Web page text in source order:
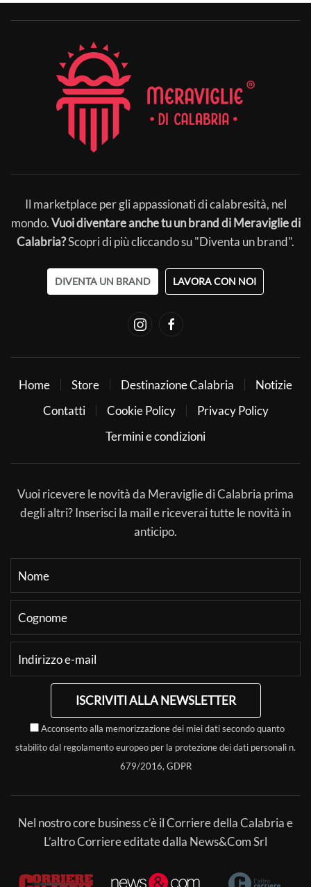
Il marketplace per gli appassionati di calabresità, nel
mondo.Vuoi diventare anche tu un brand di Meraviglie di
Calabria?Scopri di più cliccando su "Diventa un brand".
DIVENTA UN BRAND LAVORA CON NOI
Home Store Destinazione Calabria
Notizie
Contatti
Cookie Policy
Privacy Policy
Termini e condizioni
Vuoi ricevere le novità da Meraviglie di Calabria prima
degli altri? Inserisci la mail e riceverai tutte le novità in
anticipo.
ISCRIVITI ALLA NEWSLETTER
Acconsento alla memorizzazione dei miei dati secondo quanto
stabilito dal regolamento europeo per la protezione dei dati personali n.
679/2016, GDPR
Nel nostro core business c’è il Corriere della Calabria e
L’altro Corriere editate dalla News&Com Srl